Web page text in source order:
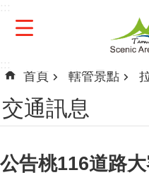
首頁 轄管景點
交通訊息
公告桃116道路